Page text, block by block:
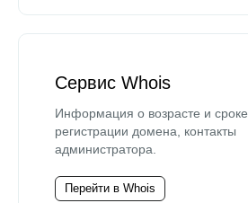
Сервис Whois
Информация о возрасте и сроке
регистрации домена, контакты
администратора.
Перейти в Whois